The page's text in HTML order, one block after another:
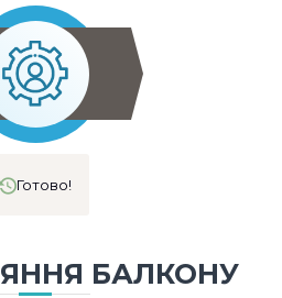
Готово!
БАЛКОНУ